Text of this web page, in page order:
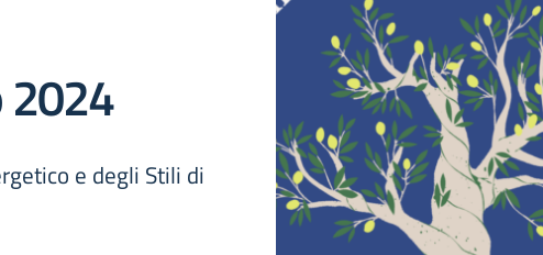
2024
e degli Stili di